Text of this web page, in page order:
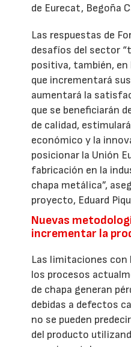
de Eurecat, Begoña
Las respuestas de
desafíos del sector
positiva, también, en
que incrementará
aumentará la
que se beneficiarán
de calidad,
económico y la
posicionar la Unión
fabricación en la
chapa metálica”,
proyecto, Eduard
Nuevas
incrementar la
Las limitaciones con
los procesos
de chapa generan
debidas a defectos
no se pueden
del producto